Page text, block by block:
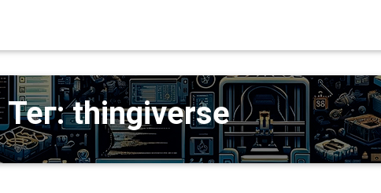
Тег: thingiverse